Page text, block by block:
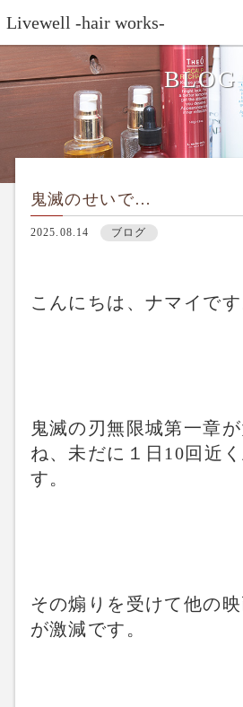
Livewell -hair works-
BLOG
鬼滅のせいで…
2025.08.14 ブログ
こんにちは、ナマイです
鬼滅の刃無限城第一章
ね、未だに１日10回近
す。
その煽りを受けて他の
が激減です。